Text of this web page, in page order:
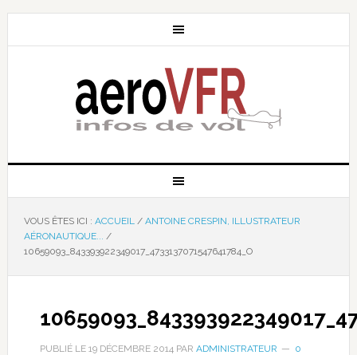
VOUS ÊTES ICI : ACCUEIL / ANTOINE CRESPIN, ILLUSTRATEUR
AÉRONAUTIQUE... /
10659093_843393922349017_4733137071547641784_O
PUBLIÉ LE 19 DÉCEMBRE 2014PAR ADMINISTRATEUR
0